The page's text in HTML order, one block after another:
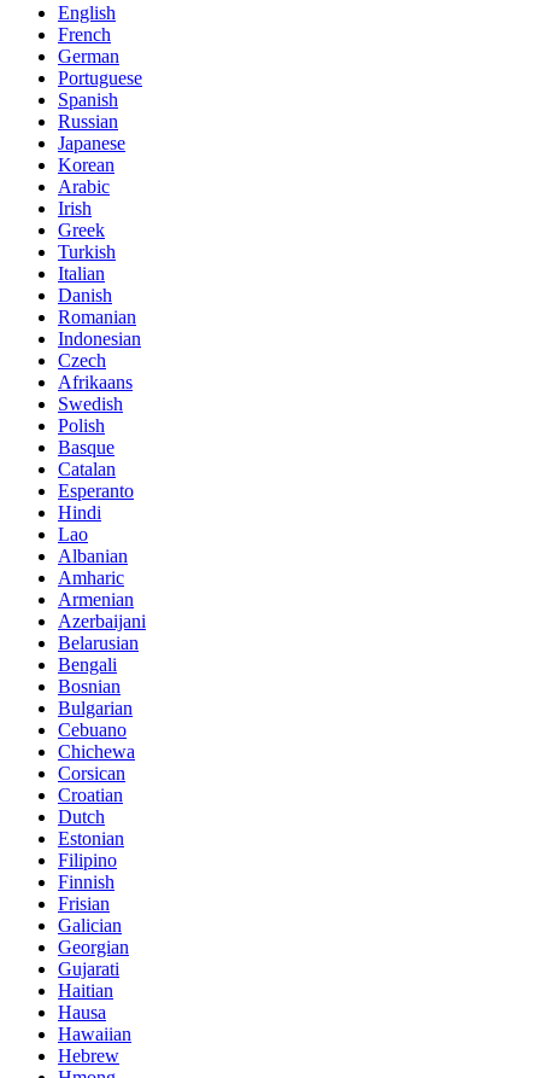
English
French
German
Portuguese
Spanish
Russian
Japanese
Korean
Arabic
Irish
Greek
Turkish
Italian
Danish
Romanian
Indonesian
Czech
Afrikaans
Swedish
Polish
Basque
Catalan
Esperanto
Hindi
Lao
Albanian
Amharic
Armenian
Azerbaijani
Belarusian
Bengali
Bosnian
Bulgarian
Cebuano
Chichewa
Corsican
Croatian
Dutch
Estonian
Filipino
Finnish
Frisian
Galician
Georgian
Gujarati
Haitian
Hausa
Hawaiian
Hebrew